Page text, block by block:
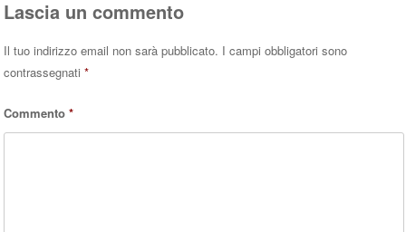
Lascia un commento
Il tuo indirizzo email non sarà pubblicato. I campi obbligatori sono
contrassegnati*
Commento*